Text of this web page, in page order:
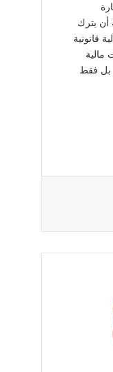
أن يترك
قانونية
مالية
بل فقط